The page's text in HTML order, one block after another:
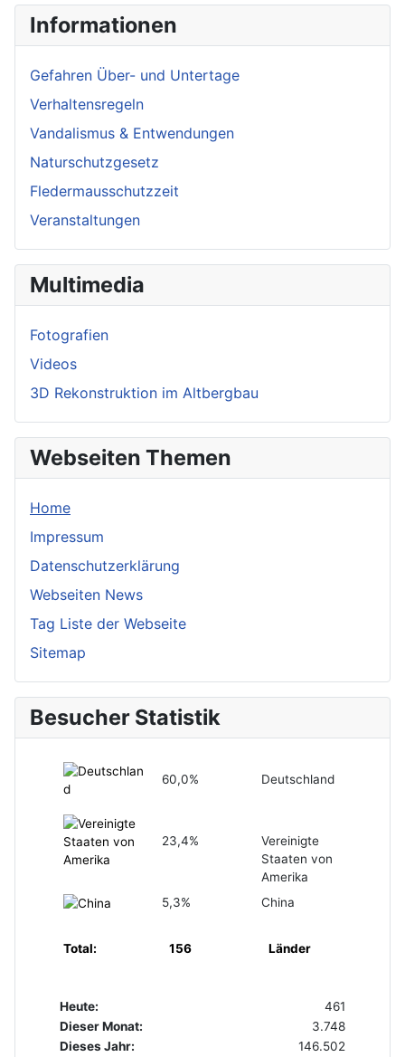
Informationen
Gefahren Über- und Untertage
Verhaltensregeln
Vandalismus & Entwendungen
Naturschutzgesetz
Fledermausschutzzeit
Veranstaltungen
Multimedia
Fotografien
Videos
3D Rekonstruktion im Altbergbau
Webseiten Themen
Home
Impressum
Datenschutzerklärung
Webseiten News
Tag Liste der Webseite
Sitemap
Besucher Statistik
60,0% Deutschland
23,4%
Vereinigte
Staaten von
Amerika
5,3%
China
Total: 156 Länder
Heute:
461
Dieser Monat:
3.748
Dieses Jahr:
146.502